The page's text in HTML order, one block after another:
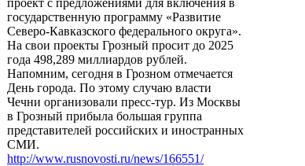
проект с предложениями для включения в
государственную программу «Развитие
Северо-Кавказского федерального округа».
На свои проекты Грозный просит до 2025
года 498,289 миллиардов рублей.
Напомним, сегодня в Грозном отмечается
День города. По этому случаю власти
Чечни организовали пресс-тур. Из Москвы
в Грозный прибыла большая группа
представителей российских и иностранных
СМИ.
http://www.rusnovosti.ru/news/166551/